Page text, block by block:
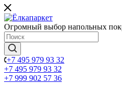
Огромный выбор напольных
+7 495 979 93 32
+7 495 979 93 32
+7 999 902 57 36